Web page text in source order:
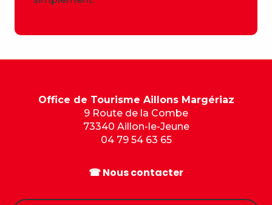
Office de Tourisme Aillons Margériaz
9 Route de la Combe
73340 Aillon-le-Jeune
04 79 54 63 65
☎ Nous contacter